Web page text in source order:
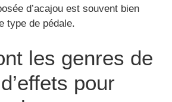
d’acajou est souvent bien
type de pédale.
les genres de
pour